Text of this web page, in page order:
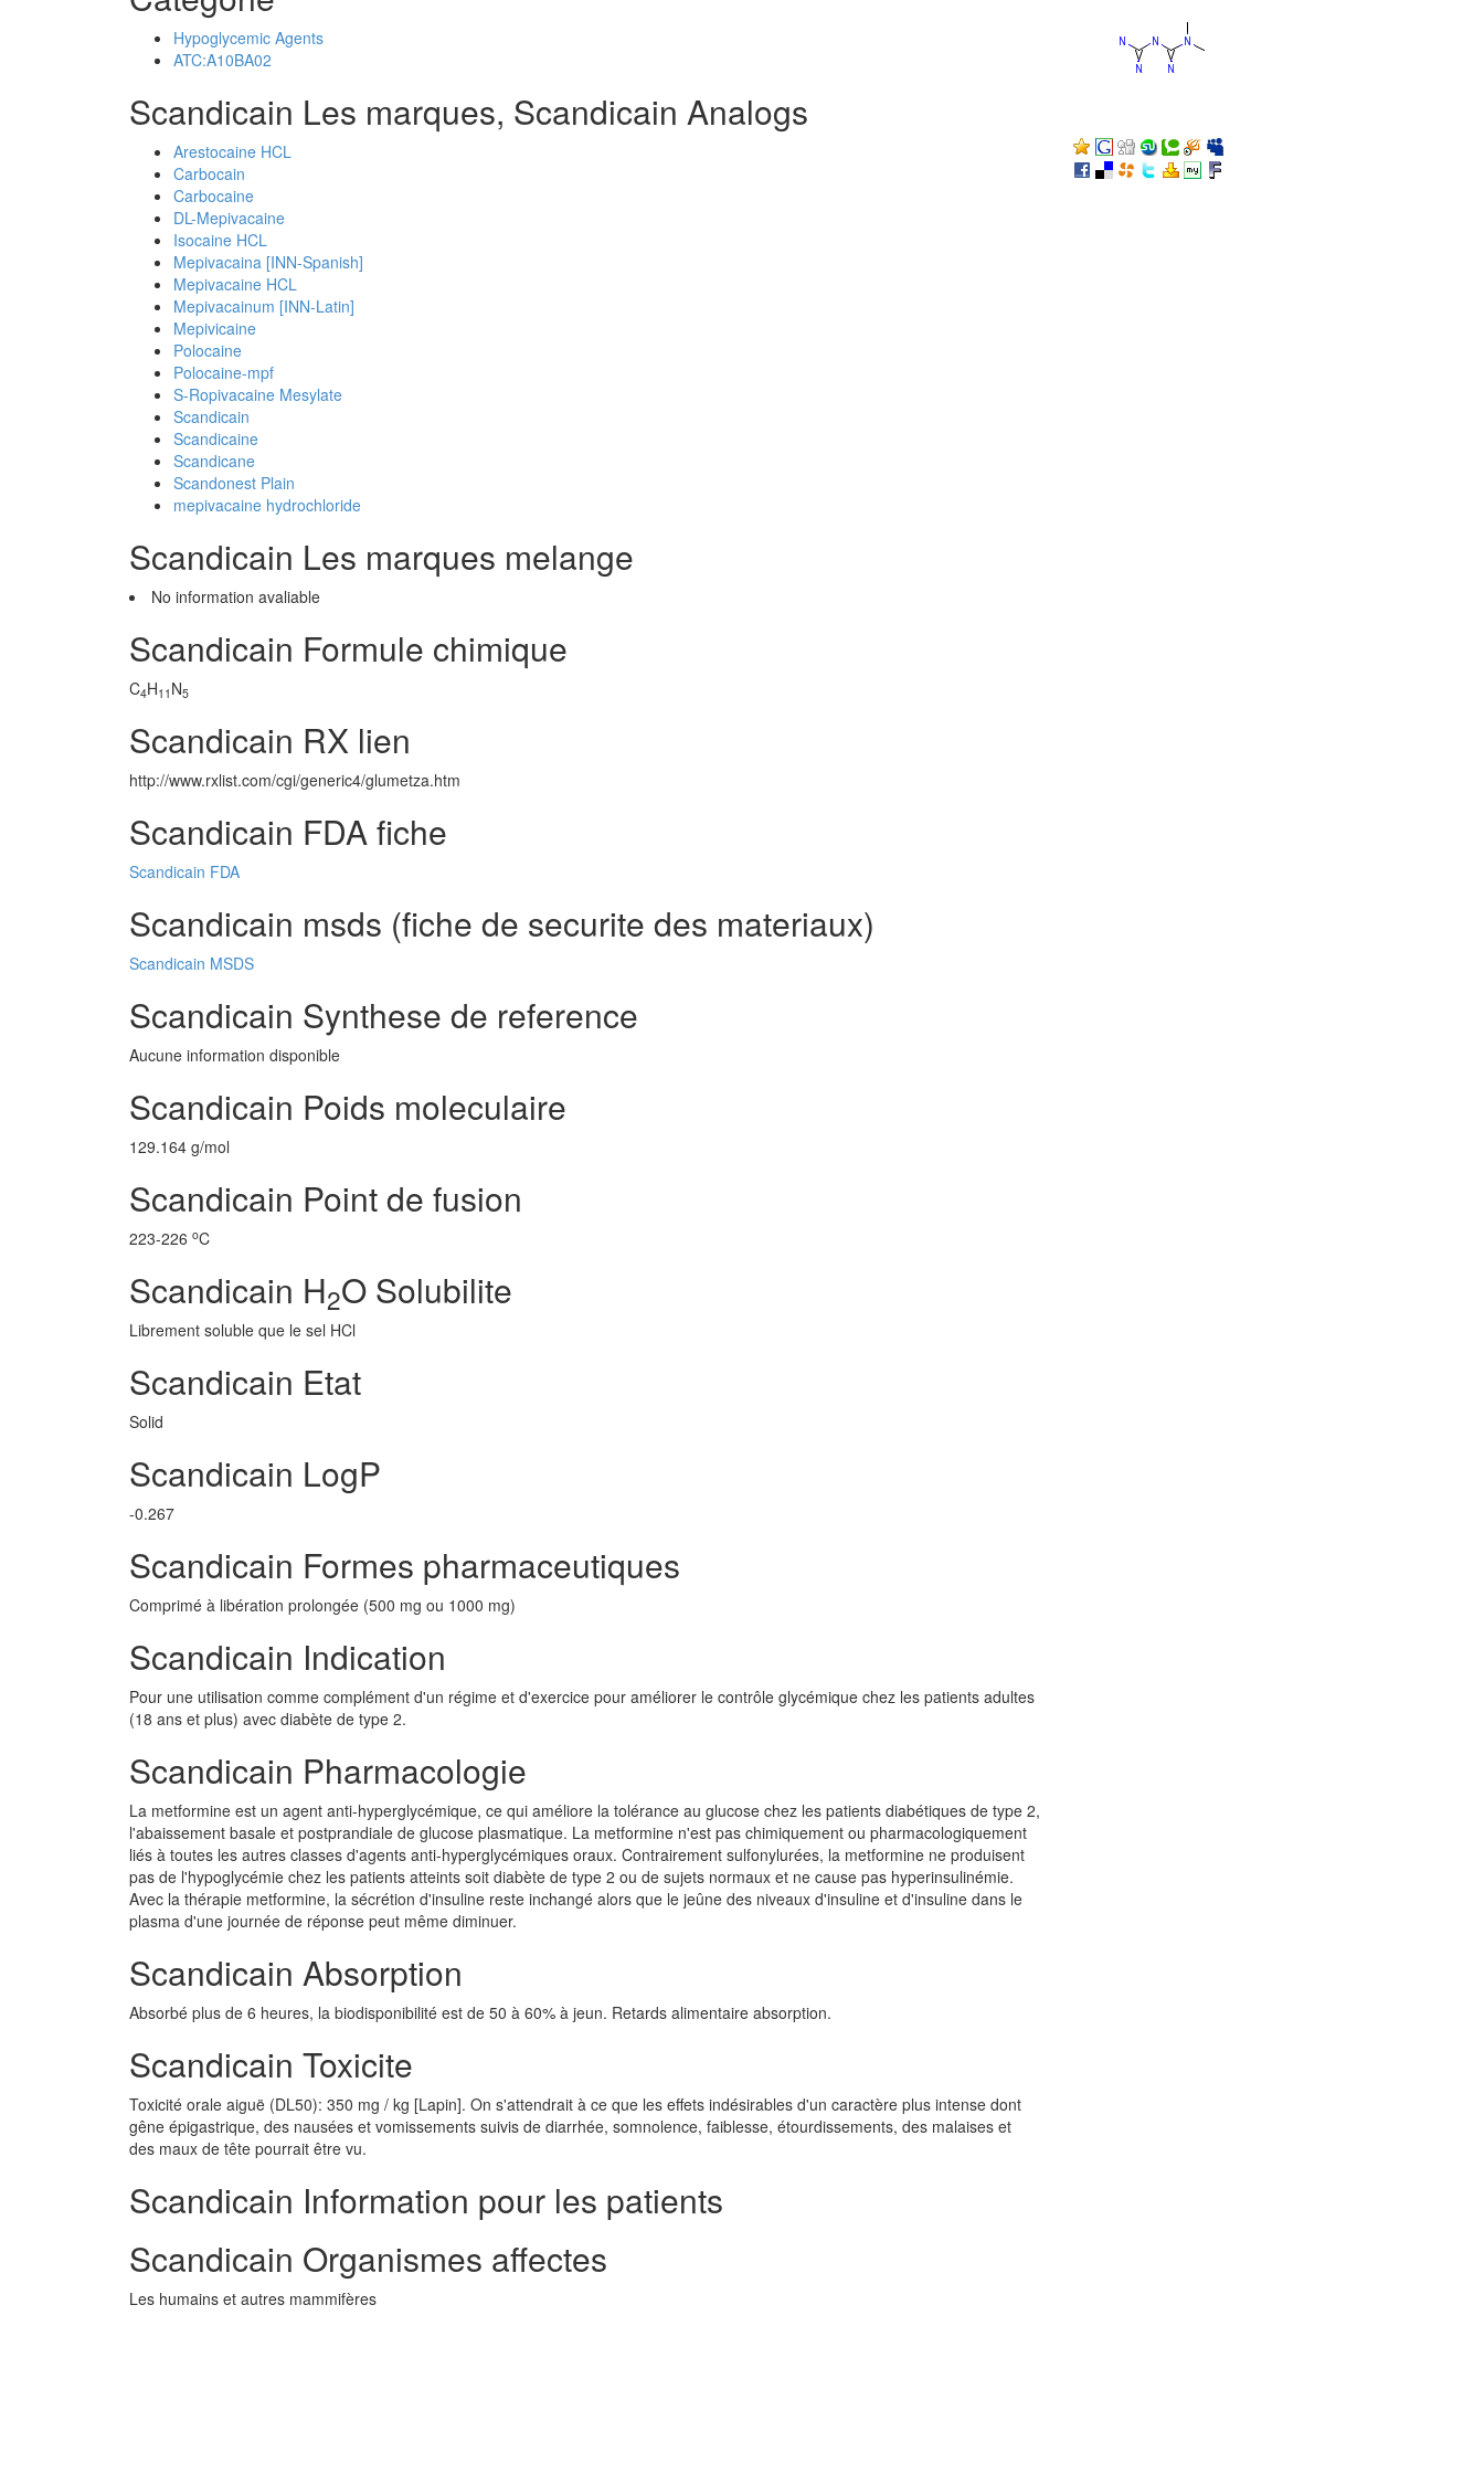
Hypoglycemic Agents
ATC:A10BA02
Scandicain Les marques, Scandicain Analogs
Arestocaine HCL
Carbocain
Carbocaine
DL-Mepivacaine
Isocaine HCL
Mepivacaina [INN-Spanish]
Mepivacaine HCL
Mepivacainum [INN-Latin]
Mepivicaine
Polocaine
Polocaine-mpf
S-Ropivacaine Mesylate
Scandicain
Scandicaine
Scandicane
Scandonest Plain
mepivacaine hydrochloride
Scandicain Les marques melange
No information avaliable
Scandicain Formule chimique
C4H11 N5
Scandicain RX lien
http://www.rxlist.com/cgi/generic4/glumetza.htm
Scandicain FDA fiche
Scandicain FDA
Scandicain msds (fiche de securite des materiaux)
Scandicain MSDS
Scandicain Synthese de reference
Aucune information disponible
Scandicain Poids moleculaire
129.164 g/mol
Scandicain Point de fusion
223-226 oC
Scandicain H2O Solubilite
Librement soluble que le sel HCl
Scandicain Etat
Solid
Scandicain LogP
-0.267
Scandicain Formes pharmaceutiques
Comprimé à libération prolongée (500 mg ou 1000 mg)
Scandicain Indication
Pour une utilisation comme complément d'un régime et d'exercice pour améliorer le contrôle glycémique chez les patients adultes
(18 ans et plus) avec diabète de type 2.
Scandicain Pharmacologie
La metformine est un agent anti-hyperglycémique, ce qui améliore la tolérance au glucose chez les patients diabétiques de type 2,
l'abaissement basale et postprandiale de glucose plasmatique. La metformine n'est pas chimiquement ou pharmacologiquement
liés à toutes les autres classes d'agents anti-hyperglycémiques oraux. Contrairement sulfonylurées, la metformine ne produisent
pas de l'hypoglycémie chez les patients atteints soit diabète de type 2 ou de sujets normaux et ne cause pas hyperinsulinémie.
Avec la thérapie metformine, la sécrétion d'insuline reste inchangé alors que le jeûne des niveaux d'insuline et d'insuline dans le
plasma d'une journée de réponse peut même diminuer.
Scandicain Absorption
Absorbé plus de 6 heures, la biodisponibilité est de 50 à 60% à jeun. Retards alimentaire absorption.
Scandicain Toxicite
Toxicité orale aiguë (DL50): 350 mg / kg [Lapin]. On s'attendrait à ce que les effets indésirables d'un caractère plus intense dont
gêne épigastrique, des nausées et vomissements suivis de diarrhée, somnolence, faiblesse, étourdissements, des malaises et
des maux de tête pourrait être vu.
Scandicain Information pour les patients
Scandicain Organismes affectes
Les humains et autres mammifères